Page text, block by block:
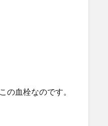
の血栓なのです。